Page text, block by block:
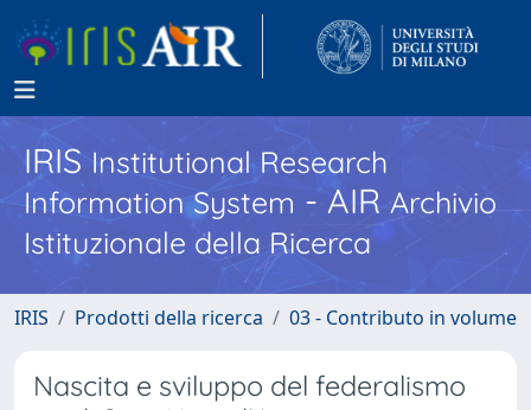
IRISInstitutional Research
Information System - AIR Archivio
Istituzionale della Ricerca
IRIS Prodotti della ricerca 03 - Contributo in volume
Nascita e sviluppo del federalismo